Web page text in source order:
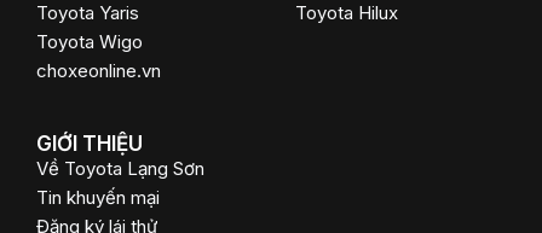
Toyota Yaris
Toyota Wigo
choxeonline.vn
Toyota Hilux
GIỚI THIỆU
Về Toyota Lạng Sơn
Tin khuyến mại
Đăng ký lái thử